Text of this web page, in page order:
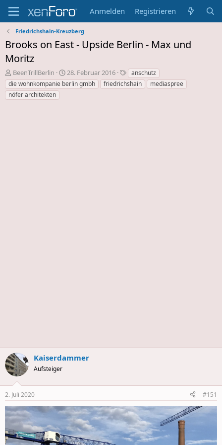
Anmelden Registrieren
Friedrichshain-Kreuzberg
Brooks on East - Upside Berlin - Max und
Moritz
E
r
s
t
BeenTrillBerlin
E
r
s
28. Februar 2016
S
c
h
anschutz
die wohnkompanie berlin gmbh
friedrichshain
mediaspree
nöfer architekten
Kaiserdammer
Aufsteiger
2. Juli 2020 #151